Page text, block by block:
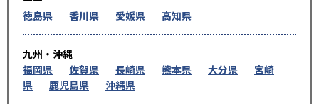
徳島県
香川県 愛媛県 高知県
九州・沖縄
福岡県
佐賀県 長崎県 熊本県 大分県
宮崎
県
鹿児島県 沖縄県